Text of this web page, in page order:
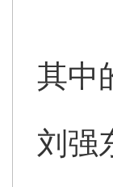
其中
刘强